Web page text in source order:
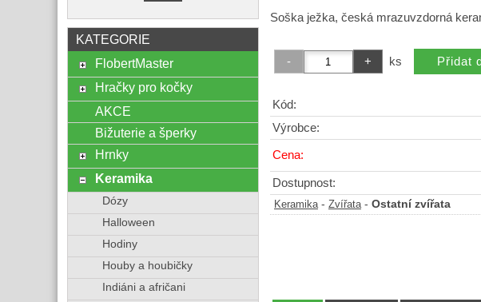
Soška ježka, česká mrazuvzdorná
ks
Kód:
Výrobce:
Cena:
Dostupnost:
Keramika - Zvířata - Ostatní zvířata
KATEGORIE
FlobertMaster
Hračky pro kočky
AKCE
Bižuterie a šperky
Hrnky
Keramika
Dózy
Halloween
Hodiny
Houby a houbičky
Indiáni a afričani